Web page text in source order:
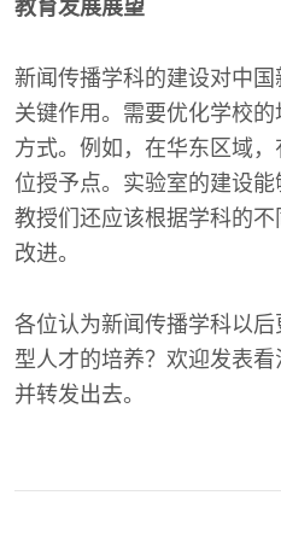
教育发展展望
新闻传播学科的建设对中
关键作用。需要优化学校
方式。例如，在华东区域
位授予点。实验室的建设能
教授们还应该根据学科的
改进。
各位认为新闻传播学科以
型人才的培养？欢迎发表看
并转发出去。